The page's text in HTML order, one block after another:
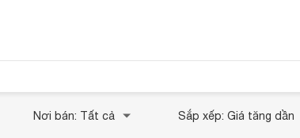
Nơi bán: Tất cả Sắp xếp: Giá tăng dần